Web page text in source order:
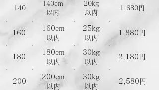
140
140cm
以内
1,680円
20kg
以内
160
180
160cm
以内
180cm
以内
1,880円
25kg
以内
30 kg
以内
200
200cm
以内
30kg
​以内
2,180円
2,580円